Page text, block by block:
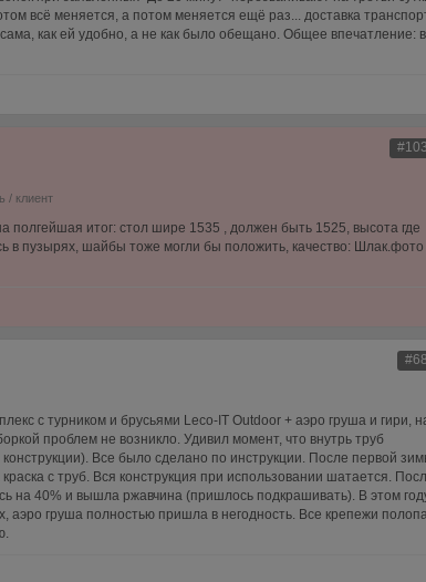
всё меняется, а потом меняется ещё раз... доставка
как ей удобно, а не как было обещано. Общее впечатление:
/ клиент
полгейшая итог: стол шире 1535 , должен быть 1525, высота где
в пузырях, шайбы тоже могли бы положить, качество: Шлак.фото
с турником и брусьями Leco-IT Outdoor + аэро груша и гири,
проблем не возникло. Удивил момент, что внутрь труб
Все было сделано по инструкции. После первой
с труб. Вся конструкция при использовании шатается.
на 40% и вышла ржавчина (пришлось подкрашивать). В этом
аэро груша полностью пришла в негодность. Все крепежи